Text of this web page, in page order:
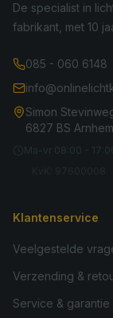
De specialist in
fabrikant, met 10
085 - 060 6148
Simon
6827 BS Arnhem
Ma-vr 08:00 - 17:00
Klantenservice
Veelgestelde
Verzending &
Service & garantie